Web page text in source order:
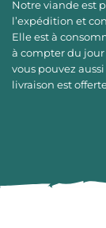
Notre viande est
l’expédition et
Elle est à
à compter du
vous pouvez
livraison est